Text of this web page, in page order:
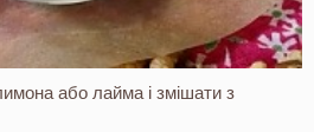
або лайма і змішати з